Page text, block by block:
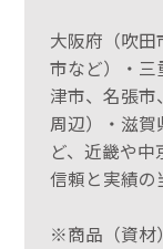
大阪府（吹
市など）・三
津市、名張
周辺）・滋
ど、近畿や中
信頼と実績の
※商品（資材